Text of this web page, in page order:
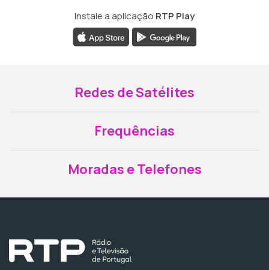
Instale a aplicação RTP Play
Redes de Satélites
Frequências
Moradas e Telefones